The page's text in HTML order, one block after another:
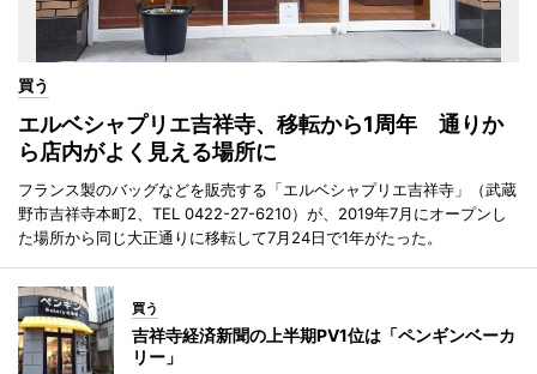
買う
エルベシャプリエ吉祥寺、移転から1周年 通りか
ら店内がよく見える場所に
フランス製のバッグなどを販売する「エルベシャプリエ吉祥寺」（武蔵
野市吉祥寺本町2、TEL 0422-27-6210）が、2019年7月にオープンし
た場所から同じ大正通りに移転して7月24日で1年がたった。
買う
吉祥寺経済新聞の上半期PV1位は「ペンギンベーカ
リー」